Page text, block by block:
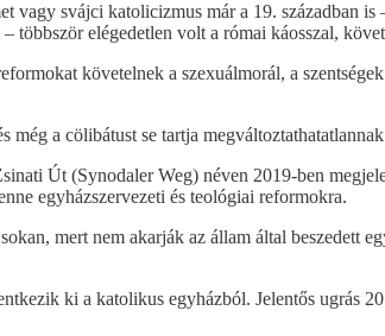
vagy svájci katolicizmus már a 19. században
többször elégedetlen volt a római káosszal,
követelnek a szexuálmorál, a
a cölibátust se tartja
Út (Synodaler Weg) néven 2019-ben
egyházszervezeti és teológiai reformokra.
mert nem akarják az állam által beszedett
ki a katolikus egyházból. Jelentős ugrás